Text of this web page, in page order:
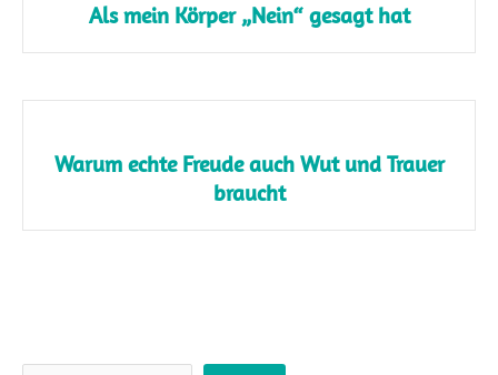
Als mein Körper „Nein“ gesagt hat
Warum echte Freude auch Wut und Trauer
braucht